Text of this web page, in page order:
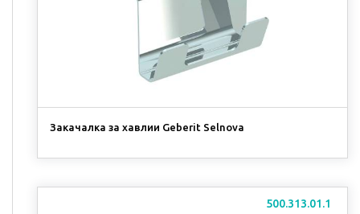
Закачалка за хавлии Geberit Selnova
500.313.01.1